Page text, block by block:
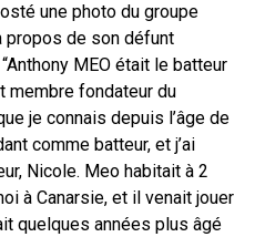
une photo du groupe
propos de son défunt
MEO était le batteur
membre fondateur du
je connais depuis l’âge de
comme batteur, et j’ai
Nicole. Meo habitait à 2
à Canarsie, et il venait jouer
quelques années plus âgé